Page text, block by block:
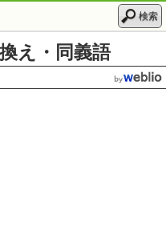
検索
え・同義語